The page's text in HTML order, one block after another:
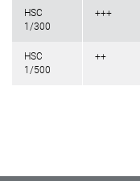
HSC
1/300
+++
HSC
1/500
++